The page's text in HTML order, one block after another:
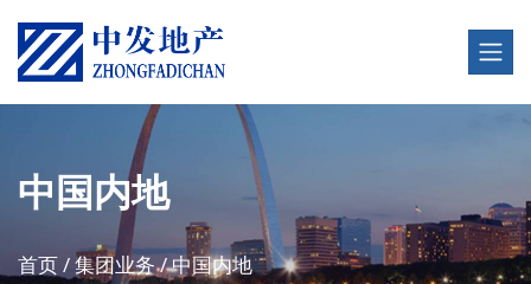
中国内地
首页/集团业务/中国内地